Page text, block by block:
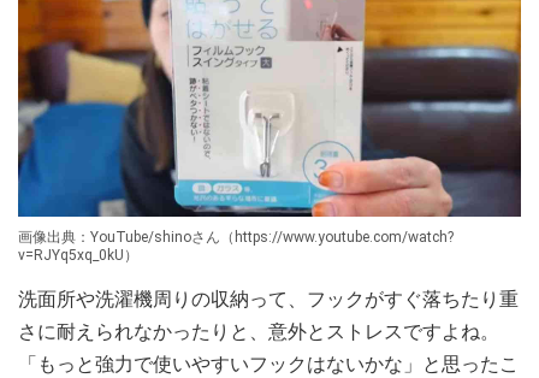
画像出典：YouTube/shinoさん（https://www.youtube.com/watch?
v=RJYq5xq_0kU）
洗面所や洗濯機周りの収納って、フックがすぐ落ちたり重
さに耐えられなかったりと、意外とストレスですよね。
「もっと強力で使いやすいフックはないかな」と思ったこ